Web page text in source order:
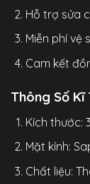
Hỗ trợ sửa
Miễn phí vệ
Cam kết
Thông Số Kĩ
Kích thước:
Mặt kính:
Chất liệu: